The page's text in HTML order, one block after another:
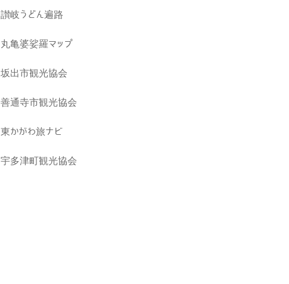
讃岐うどん遍路
丸亀婆娑羅マップ
坂出市観光協会
善通寺市観光協会
東かがわ旅ナビ
宇多津町観光協会